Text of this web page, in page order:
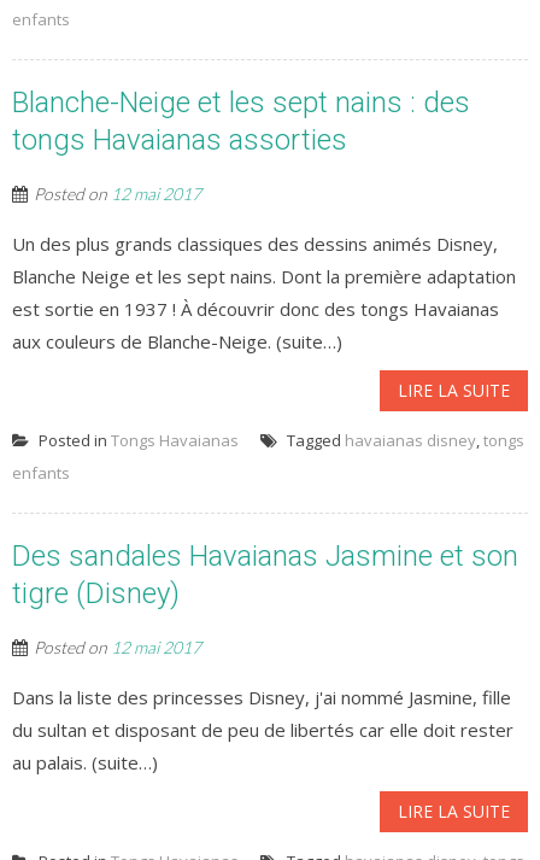
enfants
Blanche-Neige et les sept nains : des
tongs Havaianas assorties
Posted on 12 mai 2017
Un des plus grands classiques des dessins animés Disney,
Blanche Neige et les sept nains. Dont la première adaptation
est sortie en 1937 ! À découvrir donc des tongs Havaianas
aux couleurs de Blanche-Neige. (suite…)
LIRE LA SUITE
Posted in Tongs Havaianas Tagged havaianas disney,tongs
enfants
Des sandales Havaianas Jasmine et son
tigre (Disney)
Posted on 12 mai 2017
Dans la liste des princesses Disney, j'ai nommé Jasmine, fille
du sultan et disposant de peu de libertés car elle doit rester
au palais. (suite…)
LIRE LA SUITE